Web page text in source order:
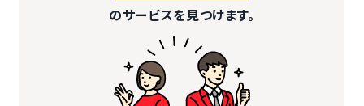
のサービスを見つけます。